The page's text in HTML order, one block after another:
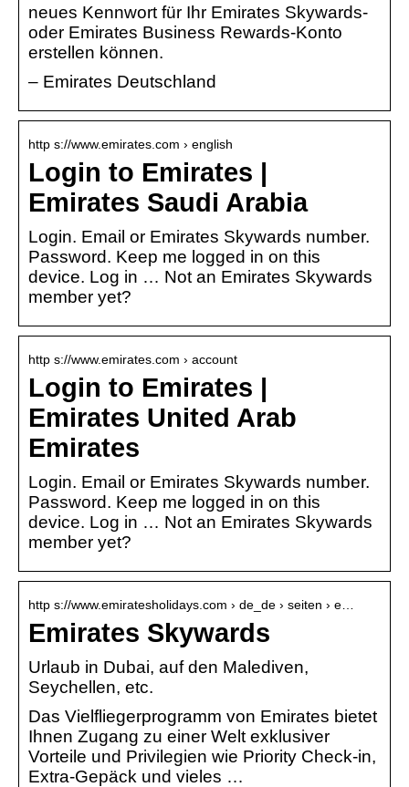
neues Kennwort für Ihr Emirates Skywards-
oder Emirates Business Rewards-Konto
erstellen können.
– Emirates Deutschland
http s://www.emirates.com › english
Login to Emirates |
Emirates Saudi Arabia
Login. Email or Emirates Skywards number.
Password. Keep me logged in on this
device. Log in … Not an Emirates Skywards
member yet?
http s://www.emirates.com › account
Login to Emirates |
Emirates United Arab
Emirates
Login. Email or Emirates Skywards number.
Password. Keep me logged in on this
device. Log in … Not an Emirates Skywards
member yet?
http s://www.emiratesholidays.com › de_de › seiten › e…
Emirates Skywards
Urlaub in Dubai, auf den Malediven,
Seychellen, etc.
Das Vielfliegerprogramm von Emirates bietet
Ihnen Zugang zu einer Welt exklusiver
Vorteile und Privilegien wie Priority Check-in,
Extra-Gepäck und vieles …